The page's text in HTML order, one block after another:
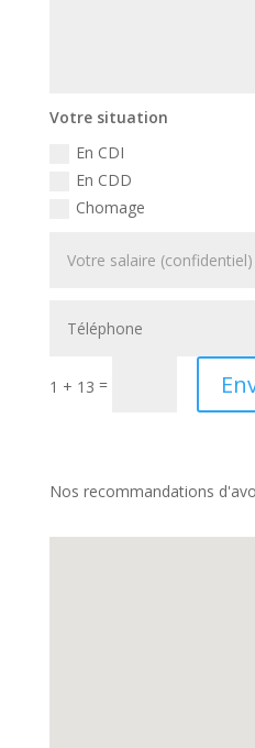
Votre situation
En CDI
En CDD
Chomage
1 + 13 =
Nos recommandations